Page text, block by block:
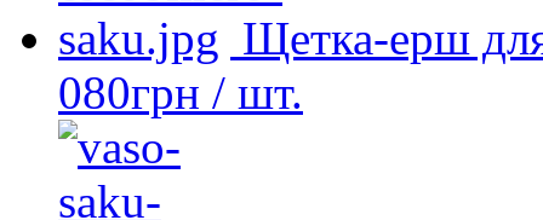
Щетка-ерш
080грн / шт.